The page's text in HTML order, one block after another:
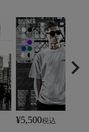
¥5,500税込